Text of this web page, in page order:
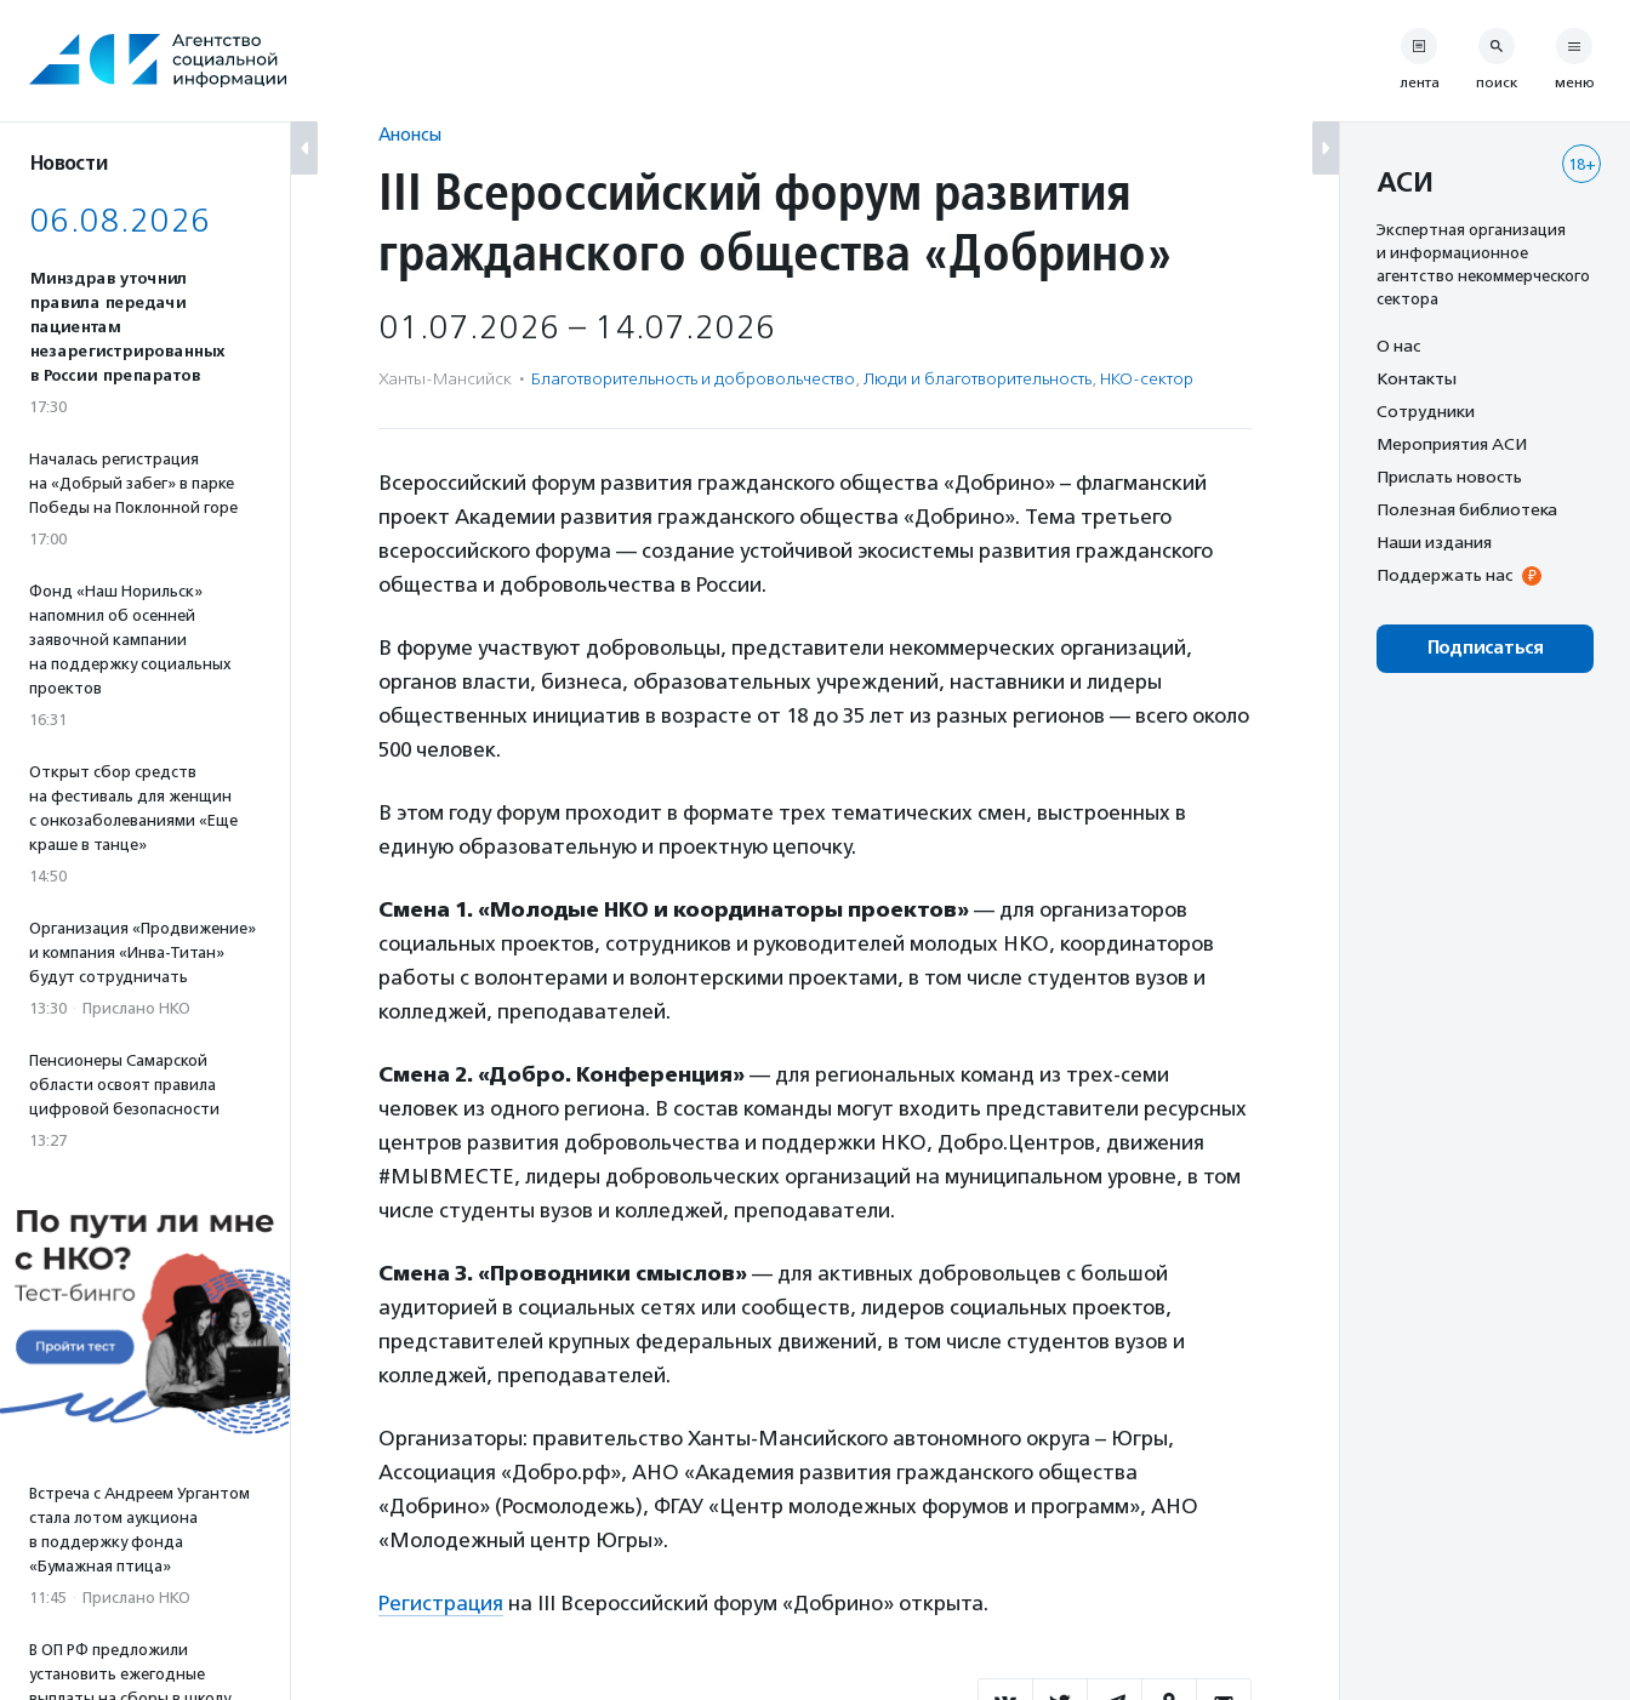
содержанию
Новости
06.08.2026
Минздрав уточнил
правила передачи
пациентам
незарегистрированных
в России препаратов
17:30
Началась регистрация
на «Добрый забег» в парке
Победы на Поклонной горе
17:00
Фонд «Наш Норильск»
напомнил об осенней
заявочной кампании
на поддержку социальных
проектов
16:31
Открыт сбор средств
на фестиваль для женщин
с онкозаболеваниями «Еще
краше в танце»
14:50
Организация «Продвижение»
и компания «Инва-Титан»
будут сотрудничать
13:30 · Прислано НКО
Пенсионеры Самарской
области освоят правила
цифровой безопасности
13:27
Встреча с Андреем Ургантом
стала лотом аукциона
в поддержку фонда
«Бумажная птица»
11:45 · Прислано НКО
В ОП РФ предложили
установить ежегодные
Анонсы
III Всероссийский форум развития
гражданского общества «Добрино»
01.07.2026 – 14.07.2026
Ханты-Мансийск · Благотвори­тель­ность и доброволь­чест­во, Люди и благотвори­тель­ность, НКО-сектор
Всероссийский форум развития гражданского общества «Добрино» – флагманский
проект Академии развития гражданского общества «Добрино». Тема третьего
всероссийского форума — создание устойчивой экосистемы развития гражданского
общества и добровольчества в России.
В форуме участвуют добровольцы, представители некоммерческих организаций,
органов власти, бизнеса, образовательных учреждений, наставники и лидеры
общественных инициатив в возрасте от 18 до 35 лет из разных регионов — всего около
500 человек.
В этом году форум проходит в формате трех тематических смен, выстроенных в
единую образовательную и проектную цепочку.
Смена 1. «Молодые НКО и координаторы проектов» — для организаторов
социальных проектов, сотрудников и руководителей молодых НКО, координаторов
работы с волонтерами и волонтерскими проектами, в том числе студентов вузов и
колледжей, преподавателей.
Смена 2. «Добро. Конференция» — для региональных команд из трех-семи
человек из одного региона. В состав команды могут входить представители ресурсных
центров развития добровольчества и поддержки НКО, Добро.Центров, движения
#МЫВМЕСТЕ, лидеры добровольческих организаций на муниципальном уровне, в том
числе студенты вузов и колледжей, преподаватели.
Смена 3. «Проводники смыслов» — для активных добровольцев с большой
аудиторией в социальных сетях или сообществ, лидеров социальных проектов,
представителей крупных федеральных движений, в том числе студентов вузов и
колледжей, преподавателей.
Организаторы: правительство Ханты-Мансийского автономного округа – Югры,
Ассоциация «Добро.рф», АНО «Академия развития гражданского общества
«Добрино» (Росмолодежь), ФГАУ «Центр молодежных форумов и программ», АНО
«Молодежный центр Югры».
Регистрация на III Всероссийский форум «Добрино» открыта.
лента поиск меню
18+
АСИ
Экспертная организация
и информационное
агентство некоммерческого
сектора
О нас
Контакты
Сотрудники
Мероприятия АСИ
Прислать новость
Полезная библиотека
Наши издания
Поддержать нас
Подписаться